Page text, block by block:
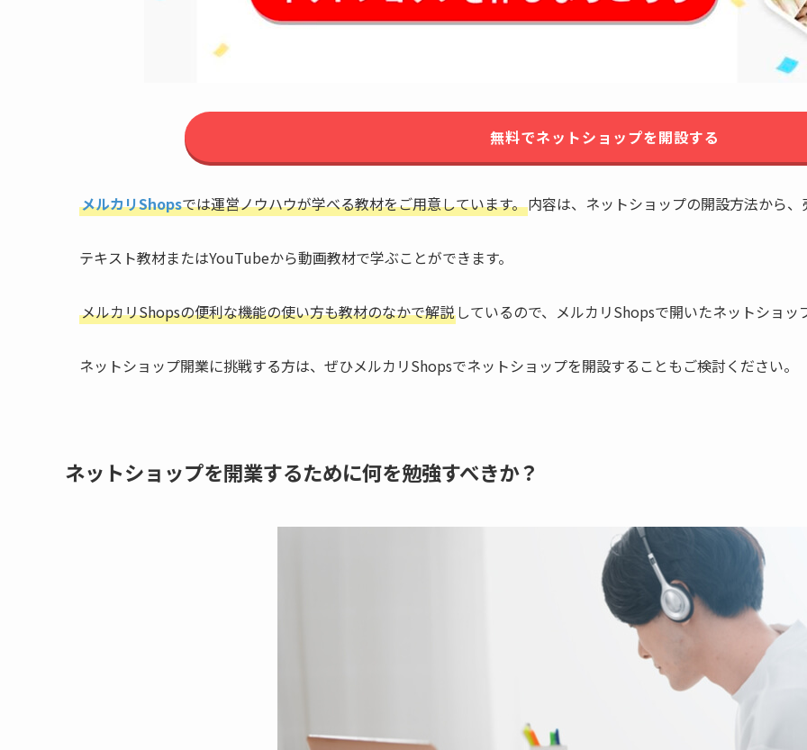
無料でネットショップを開設する
メルカリShopsでは運営ノウハウが学べる教材をご用意しています。内容は、ネットショップの開設方法から
テキスト教材またはYouTubeから動画教材で学ぶことができます。
メルカリShopsの便利な機能の使い方も教材のなかで解説 しているので、メルカリShopsで開いたネットショ
ネットショップ開業に挑戦する方は、ぜひメルカリShopsでネットショップを開設することもご検討ください。
ネットショップを開業するために何を勉強すべきか？